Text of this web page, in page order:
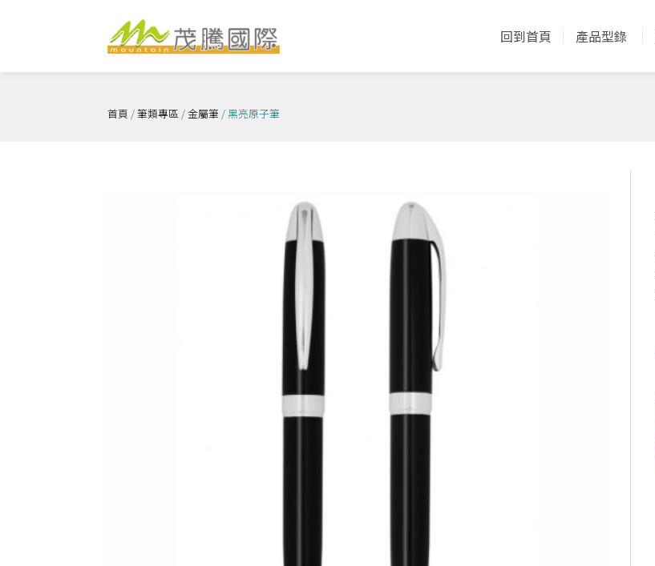
要
回到首頁 產品型錄
首頁 /筆類專區 /金屬筆 / 黑亮原子筆